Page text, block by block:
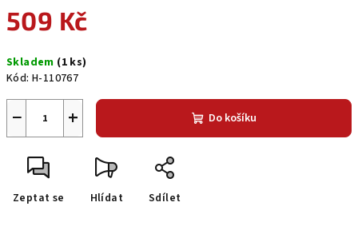
509 Kč
cena:
Skladem (1 ks)
Kód: H-110767
+
− Do košíku
Zeptat se Hlídat Sdílet